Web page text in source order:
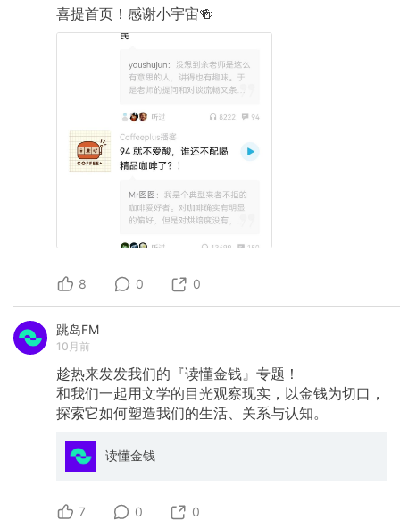
喜提首页！感谢小宇宙🍻
8 0 0
跳岛FM
10月前
趁热来发发我们的『读懂金钱』专题！
和我们一起用文学的目光观察现实，以金钱为切口，
探索它如何塑造我们的生活、关系与认知。
读懂金钱
7 0 0